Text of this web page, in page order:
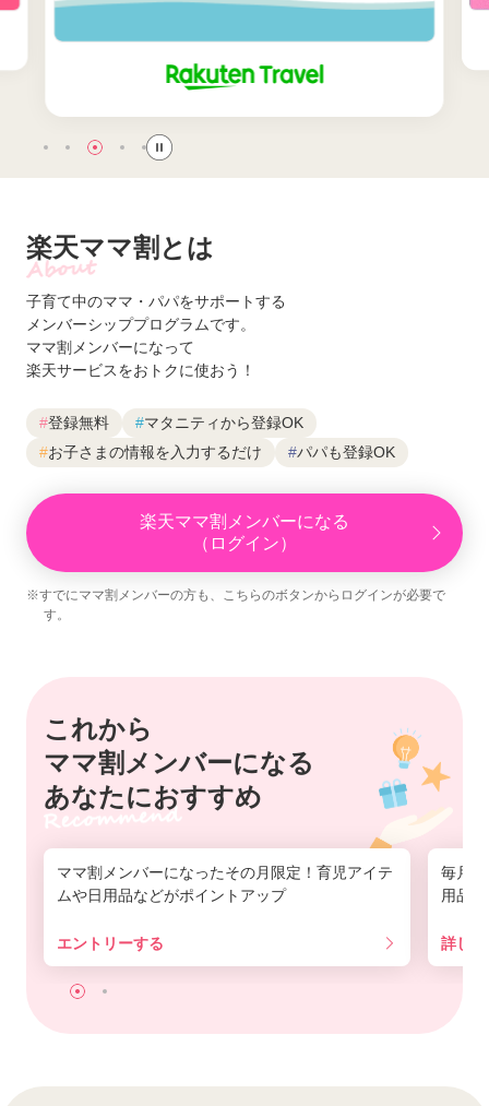
楽天ママ割とは
子育て中のママ・パパをサポートする
メンバーシッププログラムです。
ママ割メンバーになって
楽天サービスをおトクに使おう！
#登録無料 #マタニティから登録OK
#お子さまの情報を入力するだけ #パパも登録OK
楽天ママ割メンバーになる
（ログイン）
※すでにママ割メンバーの方も、こちらのボタンからログインが必要で
す。
これから
ママ割メンバーになる
あなたにおすすめ
ママ割メンバーになったその月限定！育児アイテ
ムや日用品などがポイントアップ
エントリーする
毎月
用品
詳し